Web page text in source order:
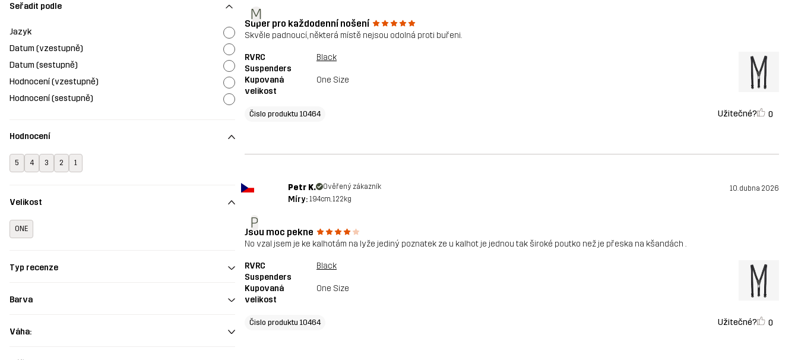
Seřadit podle
Jazyk
Datum (vzestupně)
Datum (sestupně)
Hodnocení (vzestupně)
Hodnocení (sestupně)
Hodnocení
5 4 3 2 1
Velikost
ONE
Typ recenze
Barva
Váha:
M
Super pro každodenní nošení
Skvěle padnoucí, některá místě nejsou odolná proti buřeni.
RVRC
Suspenders
Black
Kupovaná
velikost
One Size
Čislo produktu 10464 Užitečné? 0
P
Petr K. Ověřený zákazník 10. dubna 2026
Míry: 194cm, 122kg
Jsou moc pekne
No vzal jsem je ke kalhotám na lyže jediný poznatek ze u kalhot je jednou tak široké poutko než je přeska na kšandách .
RVRC
Suspenders
Black
Kupovaná
velikost
One Size
Čislo produktu 10464 Užitečné? 0